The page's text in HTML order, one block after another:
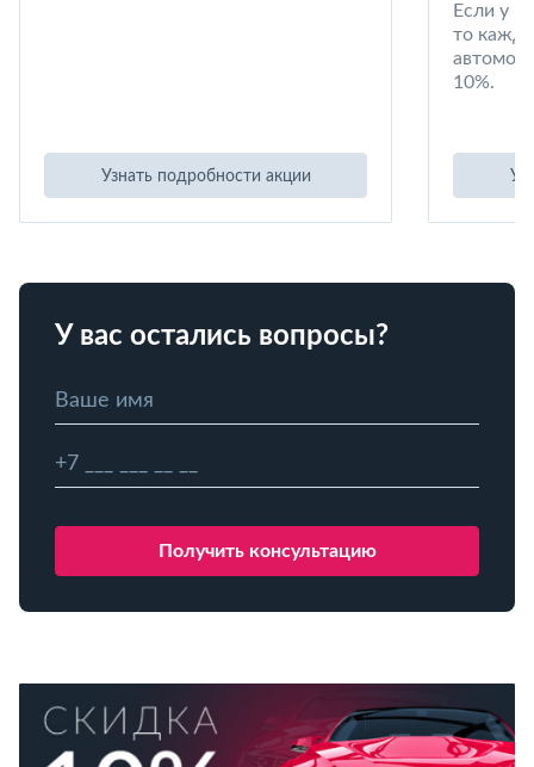
Узнать подробности акции
Если у
то
10%.
У вас остались вопросы?